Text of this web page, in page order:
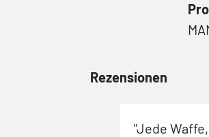
Rezensionen
"Jede